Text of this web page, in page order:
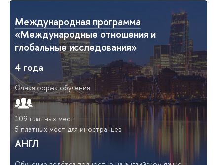
Международная программа
«Международные отношения и
глобальные исследования»
4 года
Очная форма обучения
109 платных мест
5 платных мест для иностранцев
АНГЛ